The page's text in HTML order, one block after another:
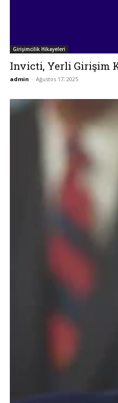
Girişimcilik Hikayeleri
Invicti, Yerli Girişim
admin - Ağustos 17, 2025